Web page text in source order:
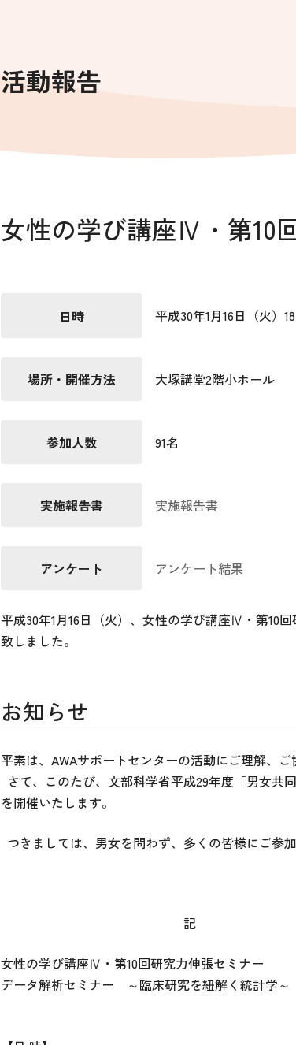
活動報告
女性の学び講座Ⅳ・第10
日時 平成30年1月16日（火）
場所・開催方法 大塚講堂2階小ホール
参加人数 91名
実施報告書 実施報告書
アンケート アンケート結果
平成30年1月16日（火）、女性の学び講座Ⅳ・第10
致しました。
お知らせ
平素は、AWAサポートセンターの活動にご理解、ご
さて、このたび、文部科学省平成29年度「男女共
を開催いたします。
つきましては、男女を問わず、多くの皆様にご参
記
女性の学び講座Ⅳ・第10回研究力伸張セミナー
データ解析セミナー ～臨床研究を紐解く統計学～